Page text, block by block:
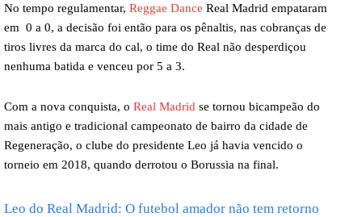
No tempo regulamentar, Reggae Dance Real Madrid empataram
em 0 a 0, a decisão foi então para os pênaltis, nas cobranças de
tiros livres da marca do cal, o time do Real não desperdiçou
nenhuma batida e venceu por 5 a 3.
Com a nova conquista, o Real Madrid se tornou bicampeão do
mais antigo e tradicional campeonato de bairro da cidade de
Regeneração, o clube do presidente Leo já havia vencido o
torneio em 2018, quando derrotou o Borussia na final.
Leo do Real Madrid: O futebol amador não tem retorno